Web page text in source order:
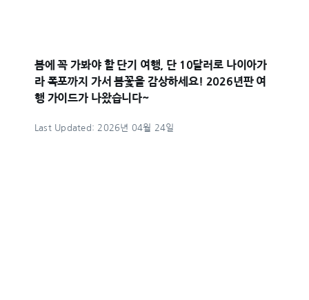
봄에 꼭 가봐야 할 단기 여행, 단 10달러로 나이아가
라 폭포까지 가서 봄꽃을 감상하세요! 2026년판 여
행 가이드가 나왔습니다~
Last Updated: 2026년 04월 24일